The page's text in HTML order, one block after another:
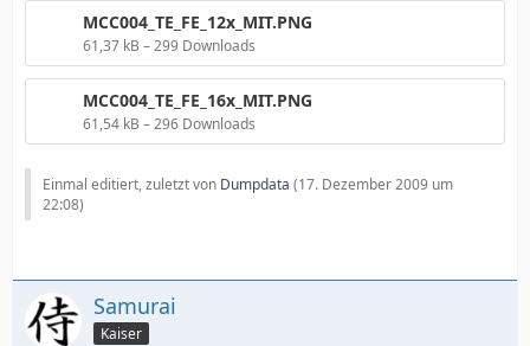
MCC004_TE_FE_12x_MIT.PNG
61,37 kB – 299 Downloads
MCC004_TE_FE_16x_MIT.PNG
61,54 kB – 296 Downloads
Einmal editiert, zuletzt von Dumpdata (17. Dezember 2009 um
22:08)
Samurai
Kaiser